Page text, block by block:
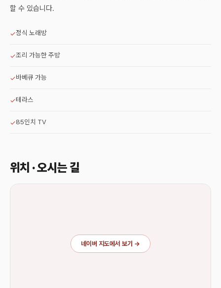
할 수 있습니다.
✓정식 노래방
✓조리 가능한 주방
✓바베큐 가능
✓테라스
✓85인치 TV
위치 · 오시는 길
네이버 지도에서 보기 →